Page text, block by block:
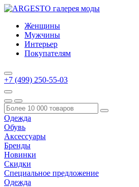
Женщины
Мужчины
Интерьер
Покупателям
+7 (499) 250-55-03
Одежда
Обувь
Аксессуары
Бренды
Новинки
Скидки
Специальное предложение
Одежда